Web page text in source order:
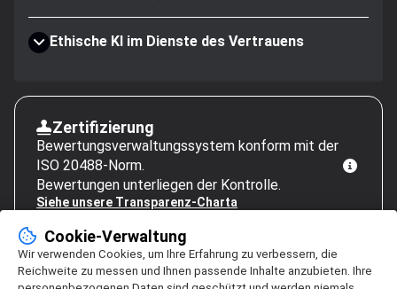
Ethische KI im Dienste des Vertrauens
Zertifizierung
Bewertungsverwaltungssystem konform mit der
ISO 20488-Norm.
Bewertungen unterliegen der Kontrolle.
Siehe unsere Transparenz-Charta
Cookie-Verwaltung
Wir verwenden Cookies, um Ihre Erfahrung zu verbessern, die
Reichweite zu messen und Ihnen passende Inhalte anzubieten. Ihre